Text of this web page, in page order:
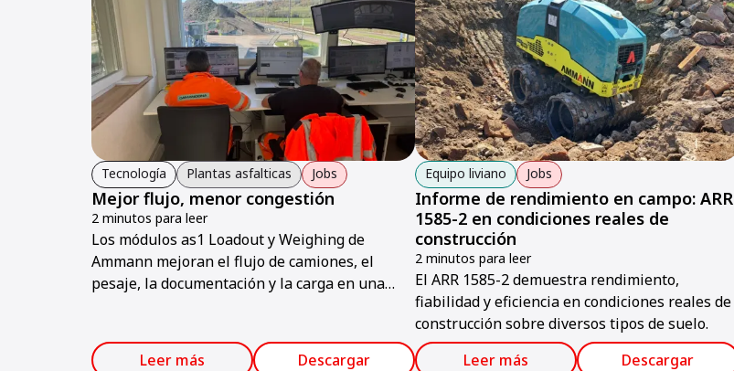
Tecnología Plantas asfalticas Jobs
Mejor flujo, menor congestión
2 minutos para leer
Los módulos as1 Loadout y Weighing de
Ammann mejoran el flujo de camiones, el
pesaje, la documentación y la carga en una
Leer más Descargar
Equipo liviano Jobs
Informe de rendimiento en campo: ARR
1585-2 en condiciones reales de
construcción
2 minutos para leer
El ARR 1585-2 demuestra rendimiento,
fiabilidad y eficiencia en condiciones reales de
construcción sobre diversos tipos de suelo.
Leer más
Descargar